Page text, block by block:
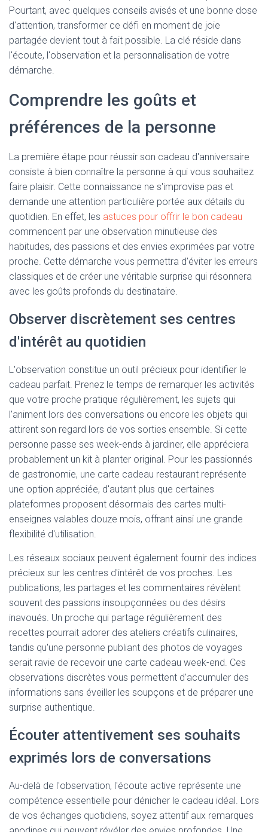
I
Pourtant, avec quelques conseils avisés et une bonne dose
d'attention, transformer ce défi en moment de joie
partagée devient tout à fait possible. La clé réside dans
l'écoute, l'observation et la personnalisation de votre
démarche.
Comprendre les goûts et
préférences de la personne
La première étape pour réussir son cadeau d'anniversaire
consiste à bien connaître la personne à qui vous souhaitez
faire plaisir. Cette connaissance ne s'improvise pas et
demande une attention particulière portée aux détails du
quotidien. En effet, les astuces pour offrir le bon cadeau
commencent par une observation minutieuse des
habitudes, des passions et des envies exprimées par votre
proche. Cette démarche vous permettra d'éviter les erreurs
classiques et de créer une véritable surprise qui résonnera
avec les goûts profonds du destinataire.
Observer discrètement ses centres
d'intérêt au quotidien
L'observation constitue un outil précieux pour identifier le
cadeau parfait. Prenez le temps de remarquer les activités
que votre proche pratique régulièrement, les sujets qui
l'animent lors des conversations ou encore les objets qui
attirent son regard lors de vos sorties ensemble. Si cette
personne passe ses week-ends à jardiner, elle appréciera
probablement un kit à planter original. Pour les passionnés
de gastronomie, une carte cadeau restaurant représente
une option appréciée, d'autant plus que certaines
plateformes proposent désormais des cartes multi-
enseignes valables douze mois, offrant ainsi une grande
flexibilité d'utilisation.
Les réseaux sociaux peuvent également fournir des indices
précieux sur les centres d'intérêt de vos proches. Les
publications, les partages et les commentaires révèlent
souvent des passions insoupçonnées ou des désirs
inavoués. Un proche qui partage régulièrement des
recettes pourrait adorer des ateliers créatifs culinaires,
tandis qu'une personne publiant des photos de voyages
serait ravie de recevoir une carte cadeau week-end. Ces
observations discrètes vous permettent d'accumuler des
informations sans éveiller les soupçons et de préparer une
surprise authentique.
Écouter attentivement ses souhaits
exprimés lors de conversations
Au-delà de l'observation, l'écoute active représente une
compétence essentielle pour dénicher le cadeau idéal. Lors
de vos échanges quotidiens, soyez attentif aux remarques